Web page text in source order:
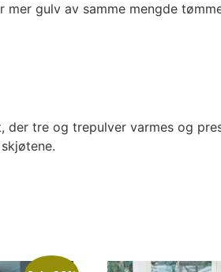
gulv av samme mengde
tre og trepulver varmes og